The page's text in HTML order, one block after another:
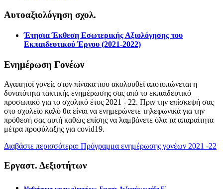
Αυτοαξιολόγηση σχολ.
Έτησια Έκθεση Εσωτερικής Αξιολόγησης του
Εκπαιδευτικού Έργου (2021-2022)
Ενημέρωση Γονέων
Αγαπητοί γονείς στον πίνακα που ακολουθεί αποτυπώνεται η
δυνατότητα τακτικής ενημέρωσης σας από το εκπαιδευτικό
προσωπικό για το σχολικό έτος 2021 - 22. Πριν την επίσκεψή σας
στο σχολείο καλό θα είναι να ενημερώνετε τηλεφωνικά για την
πρόθεσή σας αυτή καθώς επίσης να λαμβάνετε όλα τα απαραίτητα
μέτρα προφύλαξης για covid19.
Διαβάστε περισσότερα: Πρόγραμμα ενημέρωσης γονέων 2021 -22
Εργαστ. Δεξιοτήτων